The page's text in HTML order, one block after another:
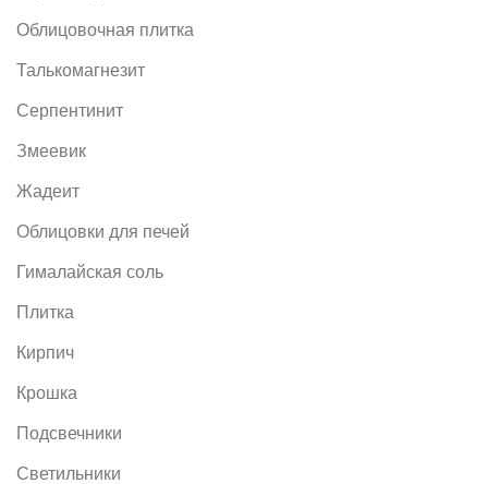
Облицовочная плитка
Талькомагнезит
Серпентинит
Змеевик
Жадеит
Облицовки для печей
Гималайская соль
Плитка
Кирпич
Крошка
Подсвечники
Светильники